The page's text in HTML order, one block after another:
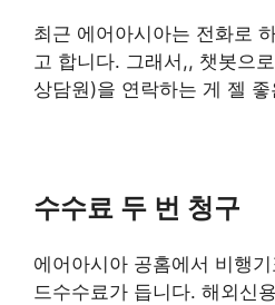
최근 에어아시아는 전화로
고 합니다. 그래서,, 챗봇으
상담원)을 연락하는 게 젤
수수료 두 번 청구
에어아시아 공홈에서 비행
드수수료가 듭니다. 해외신